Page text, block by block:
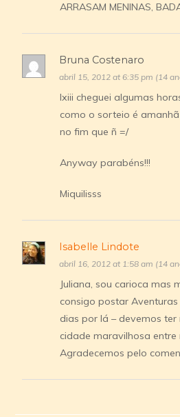
ARRASAM MENINAS,
Bruna Costenaro
abril 15, 2012 at 6:35 pm (14
Ixiii cheguei algumas
como o sorteio é
no fim que ñ =/
Anyway parabéns!!!
Miquilisss
Isabelle Lindote
abril 16, 2012 at 1:58 am (14
Juliana, sou carioca mas
consigo postar
dias por lá – devemos
cidade maravilhosa entre
Agradecemos pelo